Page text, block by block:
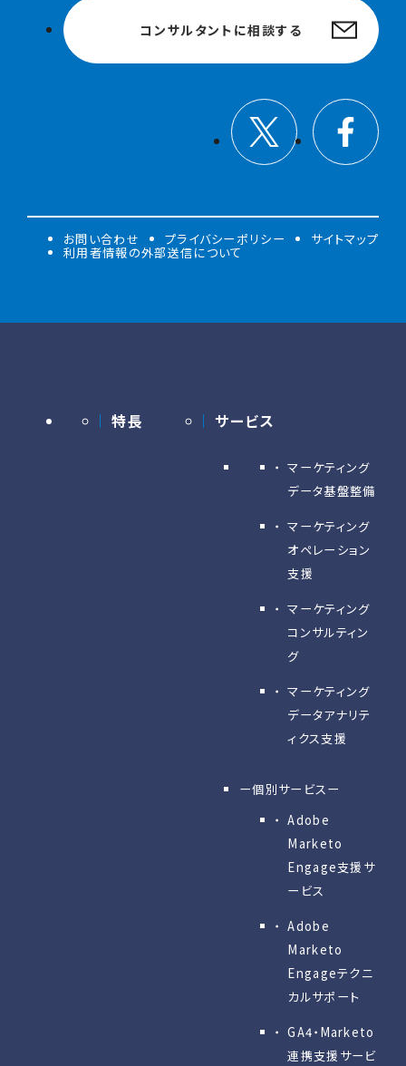
コンサルタントに相談する
お問い合わせ プライバシーポリシー サイトマップ
利用者情報の外部送信について
特長 サービス
マーケティング
データ基盤整備
マーケティング
オペレーション
支援
マーケティング
コンサルティン
グ
マーケティング
データアナリテ
ィクス支援
ー個別サービスー
Adobe
Marketo
Engage⽀援サ
ービス
Adobe
Marketo
Engageテクニ
カルサポート
GA4・Marketo
連携支援サービ